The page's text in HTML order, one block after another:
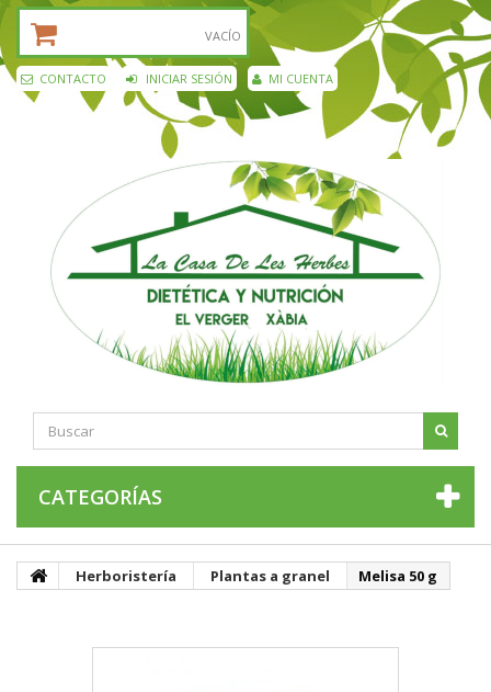
VACÍO
CONTACTO INICIAR SESIÓN MI CUENTA
CATEGORÍAS
Herboristería Plantas a granel Melisa 50 g